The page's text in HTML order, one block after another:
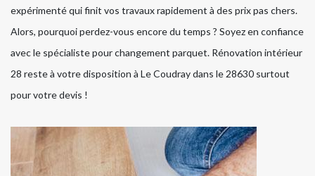
expérimenté qui finit vos travaux rapidement à des prix pas chers.
Alors, pourquoi perdez-vous encore du temps ? Soyez en confiance
avec le spécialiste pour changement parquet. Rénovation intérieur
28 reste à votre disposition à Le Coudray dans le 28630 surtout
pour votre devis !